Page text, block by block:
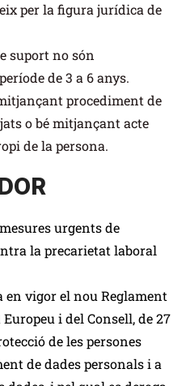
per la figura jurídica de
suport no són
de 3 a 6 anys.
procediment de
o bé mitjançant acte
de la persona.
urgents de
la precarietat laboral
en vigor el nou Reglament
i del Consell, de 27
de les persones
de dades personals i a